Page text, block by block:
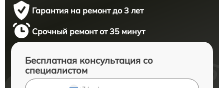
Гарантия на ремонт до 3 лет
Срочный ремонт от 35 минут
Бесплатная консультация со
специалистом